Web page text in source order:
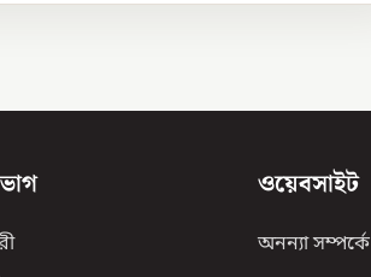
ওয়েবসাইট
অনন্যা সম্পর্কে